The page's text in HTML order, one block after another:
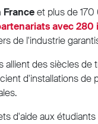
Franceet plus de
avec
de l'industrie
allient des siècles de
d'installations de
d'aide aux étudiants